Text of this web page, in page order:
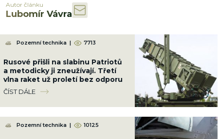
Autor článku
Lubomír Vávra
Pozemní technika | 7713
Rusové přišli na slabinu Patriotů
a metodicky ji zneužívají. Třetí
vlna raket už proletí bez odporu
ČÍST DÁLE
Pozemní technika | 10125